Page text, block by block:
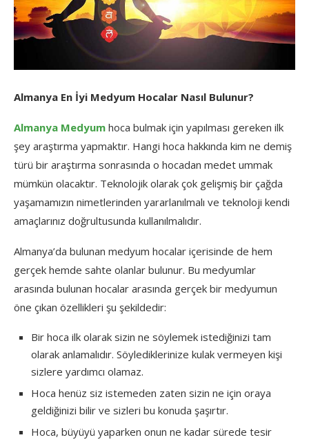
Almanya En İyi Medyum Hocalar Nasıl Bulunur?
Almanya Medyum hoca bulmak için yapılması gereken ilk
şey araştırma yapmaktır. Hangi hoca hakkında kim ne demiş
türü bir araştırma sonrasında o hocadan medet ummak
mümkün olacaktır. Teknolojik olarak çok gelişmiş bir çağda
yaşamamızın nimetlerinden yararlanılmalı ve teknoloji kendi
amaçlarınız doğrultusunda kullanılmalıdır.
Almanya’da bulunan medyum hocalar içerisinde de hem
gerçek hemde sahte olanlar bulunur. Bu medyumlar
arasında bulunan hocalar arasında gerçek bir medyumun
öne çıkan özellikleri şu şekildedir:
Bir hoca ilk olarak sizin ne söylemek istediğinizi tam
olarak anlamalıdır. Söylediklerinize kulak vermeyen kişi
sizlere yardımcı olamaz.
Hoca henüz siz istemeden zaten sizin ne için oraya
geldiğinizi bilir ve sizleri bu konuda şaşırtır.
Hoca, büyüyü yaparken onun ne kadar sürede tesir